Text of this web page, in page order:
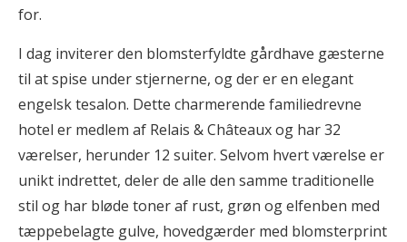
for.
I dag inviterer den blomsterfyldte gårdhave gæsterne
til at spise under stjernerne, og der er en elegant
engelsk tesalon. Dette charmerende familiedrevne
hotel er medlem af Relais & Châteaux og har 32
værelser, herunder 12 suiter. Selvom hvert værelse er
unikt indrettet, deler de alle den samme traditionelle
stil og har bløde toner af rust, grøn og elfenben med
tæppebelagte gulve, hovedgærder med blomsterprint